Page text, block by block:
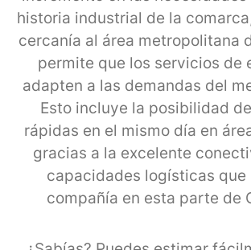
historia industrial de la
cercanía al área metropolitana
permite que los servicios de
adapten a las demandas del
Esto incluye la posibilidad
rápidas en el mismo día en
gracias a la excelente
capacidades logísticas que
compañía en esta parte de